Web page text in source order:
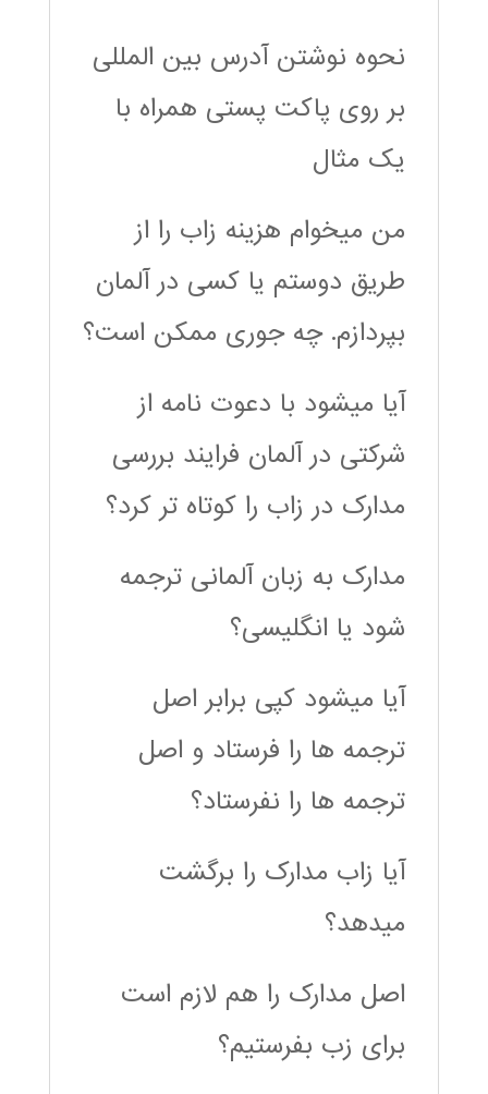
نحوه نوشتن آدرس بین المللی
بر روی پاکت پستی همراه با
یک مثال
من میخوام هزینه زاب را از
طریق دوستم یا کسی در آلمان
بپردازم. چه جوری ممکن است؟
آیا میشود با دعوت نامه از
شرکتی در آلمان فرایند بررسی
مدارک در زاب را کوتاه تر کرد؟
مدارک به زبان آلمانی ترجمه
شود یا انگلیسی؟
آیا میشود کپی برابر اصل
ترجمه ها را فرستاد و اصل
ترجمه ها را نفرستاد؟
آیا زاب مدارک را برگشت
میدهد؟
اصل مدارک را هم لازم است
برای زب بفرستیم؟